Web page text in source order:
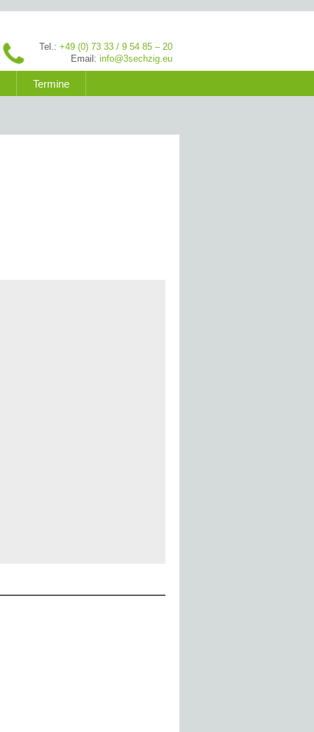
Tel.: +49 (0) 73 33 / 9 54 85 – 20
Email: info@3sechzig.eu
Termine